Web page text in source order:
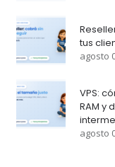
tus
agosto
VPS:
RAM y
agosto